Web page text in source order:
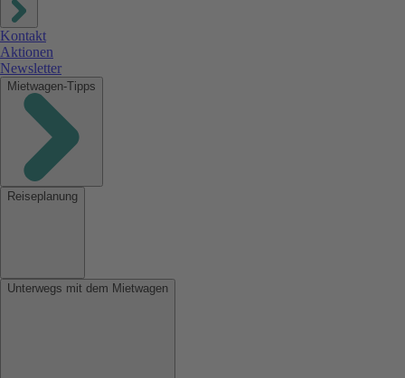
Kontakt
Aktionen
Newsletter
Mietwagen-Tipps
Reiseplanung
Unterwegs mit dem Mietwagen